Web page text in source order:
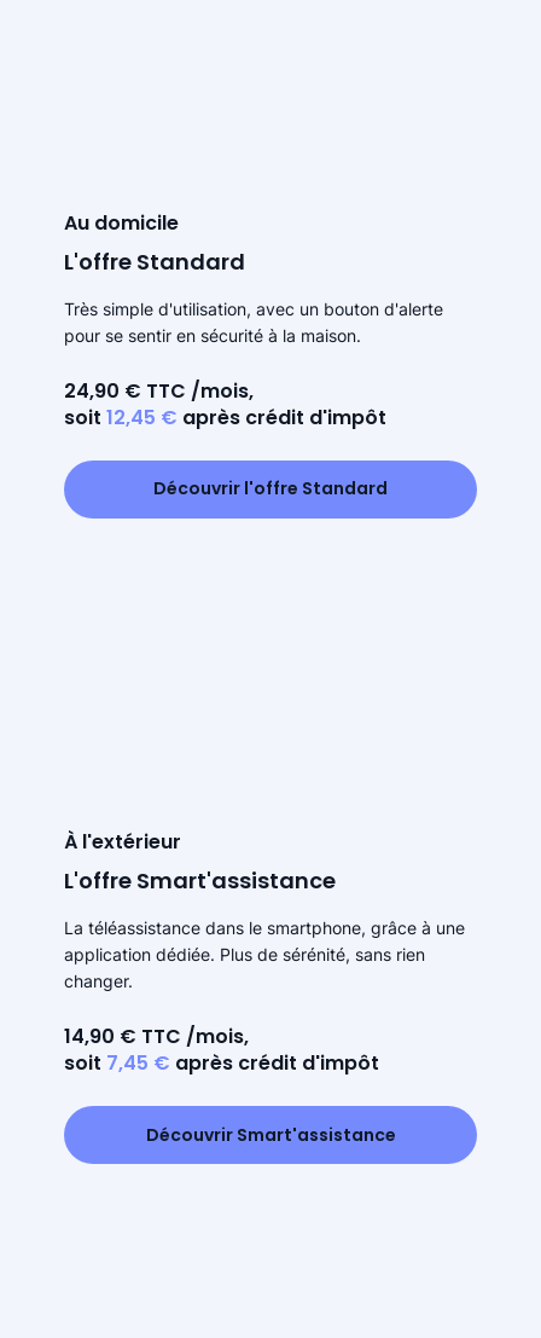
Au domicile
L'offre Standard
Très simple d'utilisation, avec un bouton d'alerte
pour se sentir en sécurité à la maison.
24,90 € TTC /mois,
soit 12,45 € après crédit d'impôt
Découvrir l'offre Standard
À l'extérieur
L'offre Smart'assistance
La téléassistance dans le smartphone, grâce à une
application dédiée. Plus de sérénité, sans rien
changer.
14,90 € TTC /mois,
soit 7,45 € après crédit d'impôt
Découvrir Smart'assistance